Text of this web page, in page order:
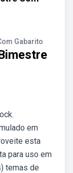
Gabarito
em
esta
para uso em
temas de